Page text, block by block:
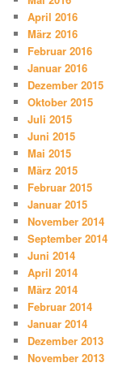
April 2016
März 2016
Februar 2016
Januar 2016
Dezember 2015
Oktober 2015
Juli 2015
Juni 2015
Mai 2015
März 2015
Februar 2015
Januar 2015
November 2014
September 2014
Juni 2014
April 2014
März 2014
Februar 2014
Januar 2014
Dezember 2013
November 2013